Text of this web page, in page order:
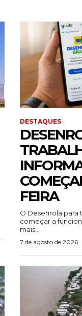
DESTAQUES
FEIRA
O Desenrola para
começar a
mais...
7 de agosto de 2026